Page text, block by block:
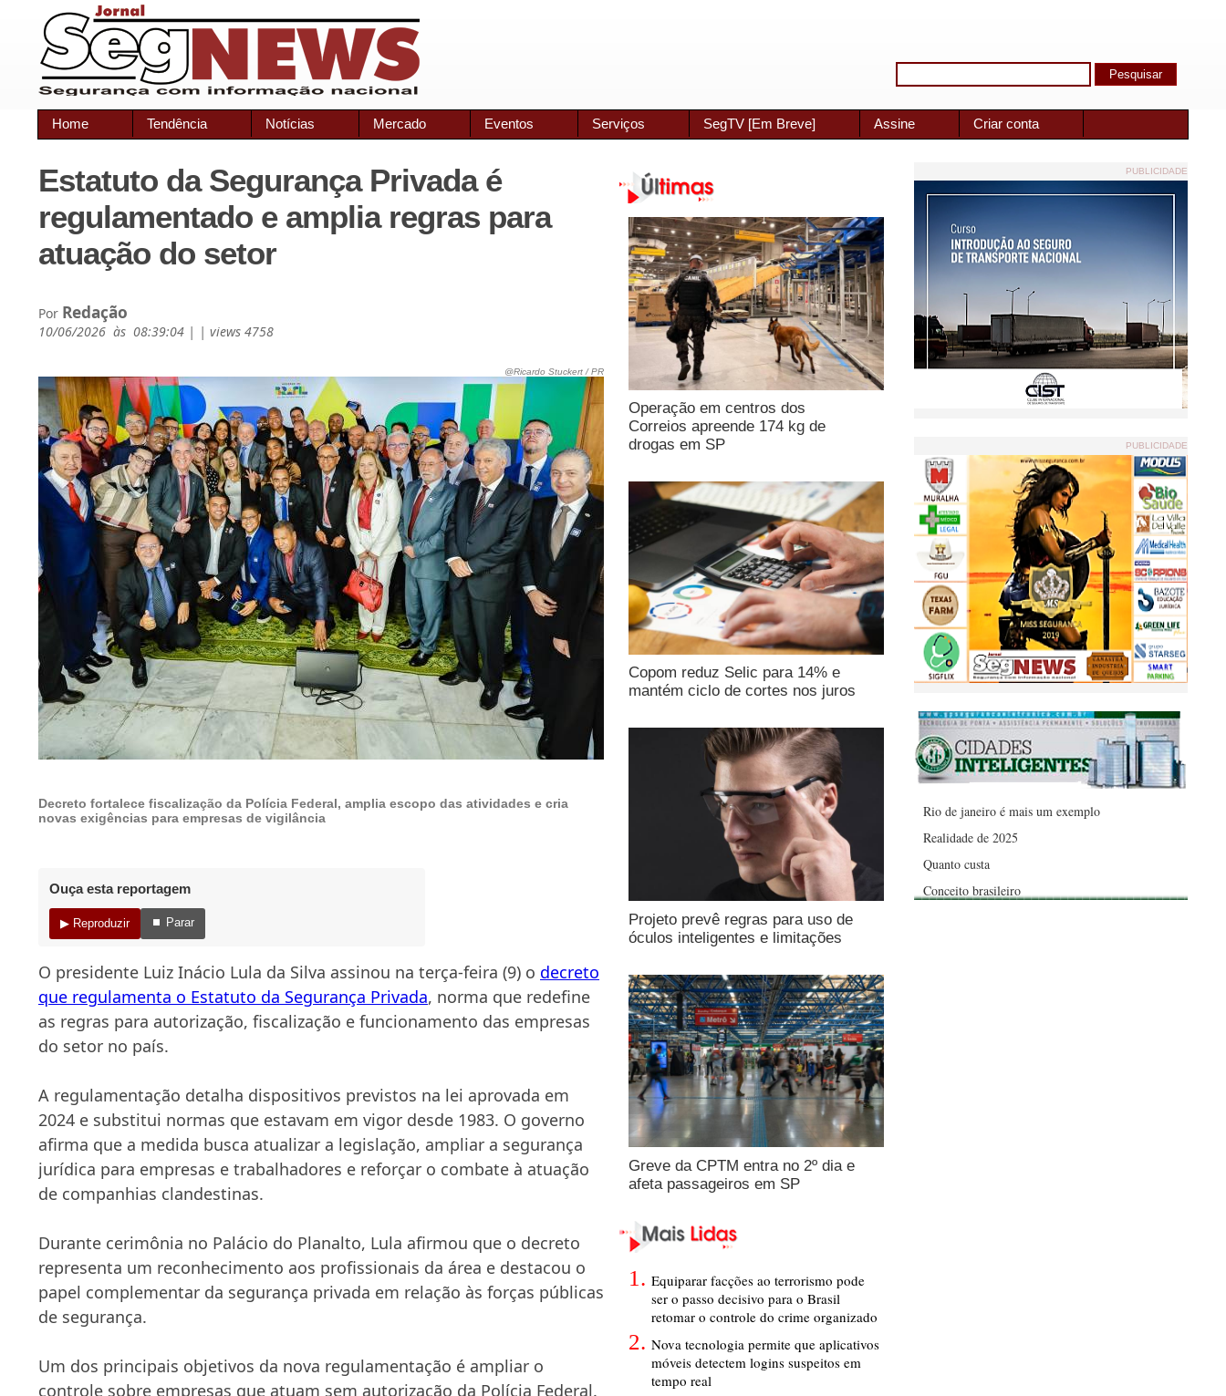
Home Tendência Notícias Mercado Eventos Serviços SegTV [Em Breve] Assine Criar conta
Estatuto da Segurança Privada é
regulamentado e amplia regras para
atuação do setor
Por Redação
10/06/2026 às 08:39:04 | | views 4758
@Ricardo Stuckert / PR
Decreto fortalece fiscalização da Polícia Federal, amplia escopo das atividades e cria
novas exigências para empresas de vigilância
Ouça esta reportagem
▶ Reproduzir ⏹ Parar
O presidente Luiz Inácio Lula da Silva assinou na terça-feira (9) o decreto
que regulamenta o Estatuto da Segurança Privada, norma que redefine
as regras para autorização, fiscalização e funcionamento das empresas
do setor no país.
A regulamentação detalha dispositivos previstos na lei aprovada em
2024 e substitui normas que estavam em vigor desde 1983. O governo
afirma que a medida busca atualizar a legislação, ampliar a segurança
jurídica para empresas e trabalhadores e reforçar o combate à atuação
de companhias clandestinas.
Durante cerimônia no Palácio do Planalto, Lula afirmou que o decreto
representa um reconhecimento aos profissionais da área e destacou o
papel complementar da segurança privada em relação às forças públicas
de segurança.
Um dos principais objetivos da nova regulamentação é ampliar o
controle sobre empresas que atuam sem autorização da Polícia Federal.
Operação em centros dos
Correios apreende 174 kg de
drogas em SP
Copom reduz Selic para 14% e
mantém ciclo de cortes nos juros
Projeto prevê regras para uso de
óculos inteligentes e limitações
Greve da CPTM entra no 2º dia e
afeta passageiros em SP
Equiparar facções ao terrorismo pode
ser o passo decisivo para o Brasil
retomar o controle do crime organizado
Nova tecnologia permite que aplicativos
móveis detectem logins suspeitos em
tempo real
PUBLICIDADE
PUBLICIDADE
Rio de janeiro é mais um exemplo
Realidade de 2025
Quanto custa
Conceito brasileiro